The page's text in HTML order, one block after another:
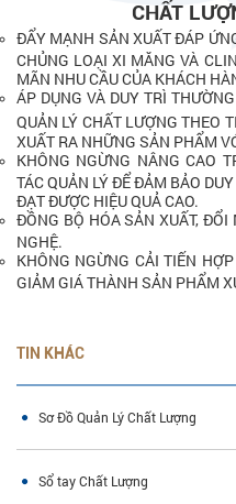
CHẤT
ĐẨY MẠNH SẢN XUẤT ĐÁP
CHỦNG LOẠI XI MĂNG VÀ
MÃN NHU CẦU CỦA KHÁCH
ÁP DỤNG VÀ DUY TRÌ
QUẢN LÝ CHẤT LƯỢNG THEO
XUẤT RA NHỮNG SẢN PHẨM
KHÔNG NGỪNG NÂNG CAO
TÁC QUẢN LÝ ĐỂ ĐẢM BẢO
ĐẠT ĐƯỢC HIỆU QUẢ CAO.
ĐỒNG BỘ HÓA SẢN XUẤT, ĐỔI
NGHỆ.
KHÔNG NGỪNG CẢI TIẾN
GIẢM GIÁ THÀNH SẢN PHẨM
TIN KHÁC
Sơ Đồ Quản Lý Chất Lượng
Sổ tay Chất Lượng